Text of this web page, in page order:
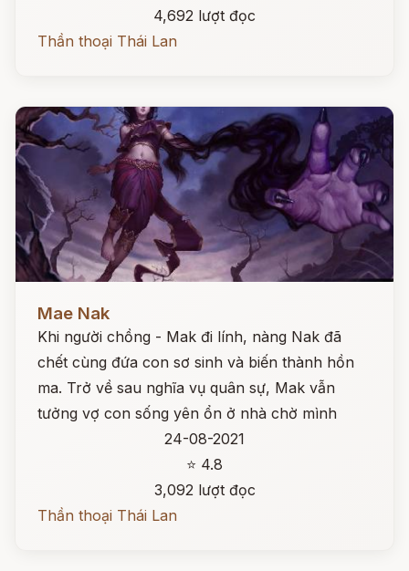
4,692 lượt đọc
Thần thoại Thái Lan
Mae Nak
Khi người chồng - Mak đi lính, nàng Nak đã
chết cùng đứa con sơ sinh và biến thành hồn
ma. Trở về sau nghĩa vụ quân sự, Mak vẫn
tưởng vợ con sống yên ổn ở nhà chờ mình
24-08-2021
⭐ 4.8
3,092 lượt đọc
Thần thoại Thái Lan